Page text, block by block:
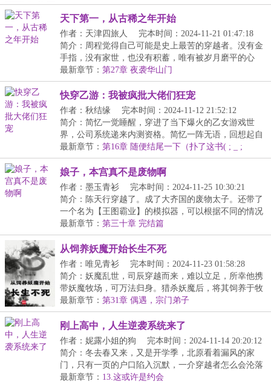
天下第一，从古稀之年开始
作者：天津四旅人
完本时间：2024-11-21 01:47:18
简介：周程觉得自己可能是史上最苦的穿越者。没有金
手指，没有家世，也没有积蓄，唯有被岁月磨平的心
态，...
最新章节： 第27章 夜袭华山门
快穿乙游：我被疯批大佬们狂宠
作者：秋结缘
完本时间：2024-11-12 21:52:12
简介：简忆一觉睡醒，穿进了当下爆火的乙女游戏世
界，公司系统递来内测资格。简忆一阵无语，回想起自
己才...
最新章节： 第16章 随便结尾一下（扑了这书( ; _ ;
)/~~~）
娘子，本宫真不是废物啊
作者：墨玉青衫
完本时间：2024-11-25 10:30:21
简介：陈天行穿越了。成了大齐国的废物太子。还带了
一个名为【王图霸业】的模拟器，可以根据不同的情况
进...
最新章节： 第三十章 完结篇
从饲养妖魔开始长生不死
作者：唯见青衫
完本时间：2024-11-23 01:58:28
简介：妖魔乱世，司辰穿越而来，难以立足，所幸他携
带妖魔牧场，可万法归身。猎杀妖魔后，将其饲养于牧
场...
最新章节： 第31章 偶遇，宗门弟子
刚上高中，人生逆袭系统来了
作者：妮露小姐的狗
完本时间：2024-11-14 20:20:12
简介：冬去春又来，又是开学季，北原看着漏风的家
门，只有一页的户口陷入沉默，一介穿越者怎么会沦落
到这...
最新章节： 13.这或许是约会